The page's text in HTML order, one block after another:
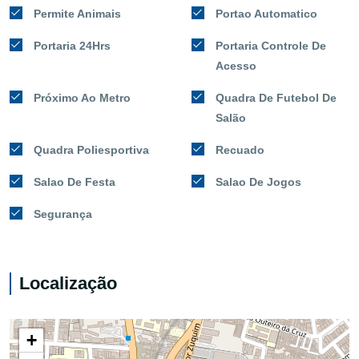
Permite Animais Portao Automatico
Portaria 24Hrs
Portaria Controle De
Acesso
Próximo Ao Metro
Quadra De Futebol De
Salão
Quadra Poliesportiva Recuado
Salao De Festa Salao De Jogos
Segurança
Localização
+